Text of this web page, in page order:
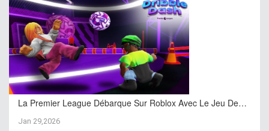
La Premier League Débarque Sur Roblox Avec Le Jeu De…
Jan 29,2026